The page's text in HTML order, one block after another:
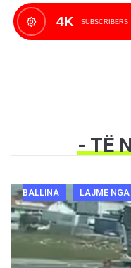
4K SUBSCRIBERS
- TË
BALLINA LAJME